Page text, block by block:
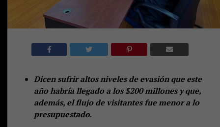
Dicen sufrir altos niveles de evasión que este
año habría llegado a los $200 millones y que,
además, el flujo de visitantes fue menor a lo
presupuestado.